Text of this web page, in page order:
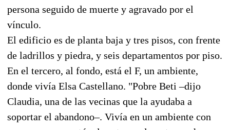
persona seguido de muerte y agravado por el
vínculo.
El edificio es de planta baja y tres pisos, con frente
de ladrillos y piedra, y seis departamentos por piso.
En el tercero, al fondo, está el F, un ambiente,
donde vivía Elsa Castellano. "Pobre Beti –dijo
Claudia, una de las vecinas que la ayudaba a
soportar el abandono–. Vivía en un ambiente con